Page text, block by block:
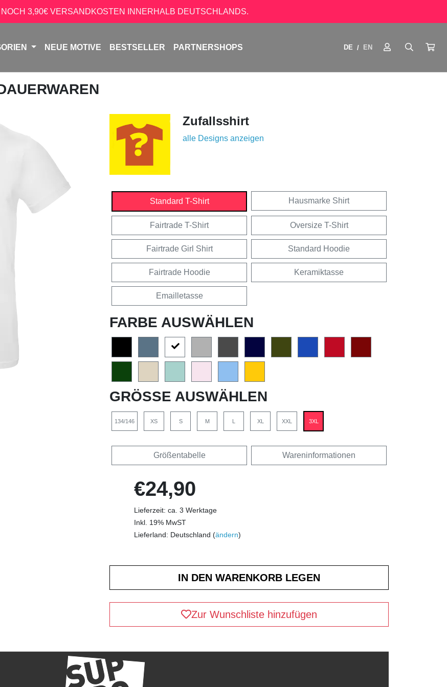
3,90€ VERSANDKOSTEN INNERHALB DEUTSCHLANDS.
NEUE MOTIVE BESTSELLER PARTNERSHOPS DE / EN
Zufallsshirt
alle Designs anzeigen
Standard T-Shirt Hausmarke Shirt
Fairtrade T-Shirt Oversize T-Shirt
Fairtrade Girl Shirt Standard Hoodie
Fairtrade Hoodie Keramiktasse
Emailletasse
FARBE AUSWÄHLEN
GRÖSSE AUSWÄHLEN
134/146 XS S M L XL XXL 3XL
Größentabelle Wareninformationen
€24,90
Lieferzeit: ca. 3 Werktage
Inkl. 19% MwST
Lieferland: Deutschland (ändern)
Zur Wunschliste hinzufügen